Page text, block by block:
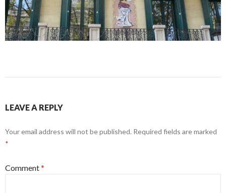
LEAVE A REPLY
Your email address will not be published. Required fields are marked
*
Comment*